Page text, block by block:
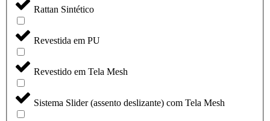
Rattan Sintético
Revestida em PU
Revestido em Tela Mesh
Sistema Slider (assento deslizante) com Tela Mesh